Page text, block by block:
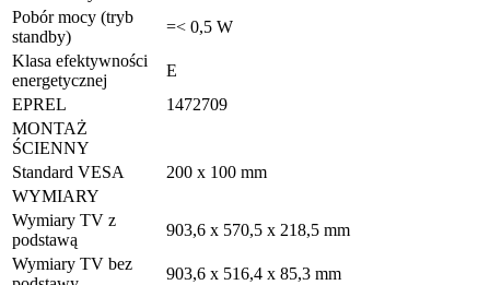
Pobór mocy (tryb
standby)
=< 0,5 W
Klasa efektywności
energetycznej
E
EPREL
1472709
MONTAŻ
ŚCIENNY
Standard VESA
200 x 100 mm
WYMIARY
Wymiary TV z
podstawą
903,6 x 570,5 x 218,5 mm
Wymiary TV bez
903,6 x 516,4 x 85,3 mm